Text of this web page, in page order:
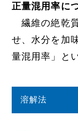
正量混用率に
繊維の絶乾
せ、水分を加
量混用率」と
溶解法